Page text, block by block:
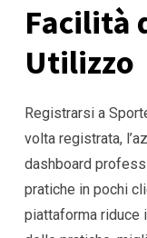
Facilità
Utilizzo
Registrarsi a
volta registrata,
dashboard
pratiche in pochi
piattaforma riduce